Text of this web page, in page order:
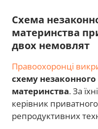
Схема
материнства
двох немовлят
Правоохоронці
схему незаконного
материнства. За
керівник
репродуктивних